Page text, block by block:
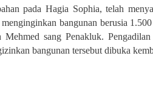
pada Hagia Sophia, telah
bangunan berusia
Mehmed sang Penakluk.
bangunan tersebut dibuka